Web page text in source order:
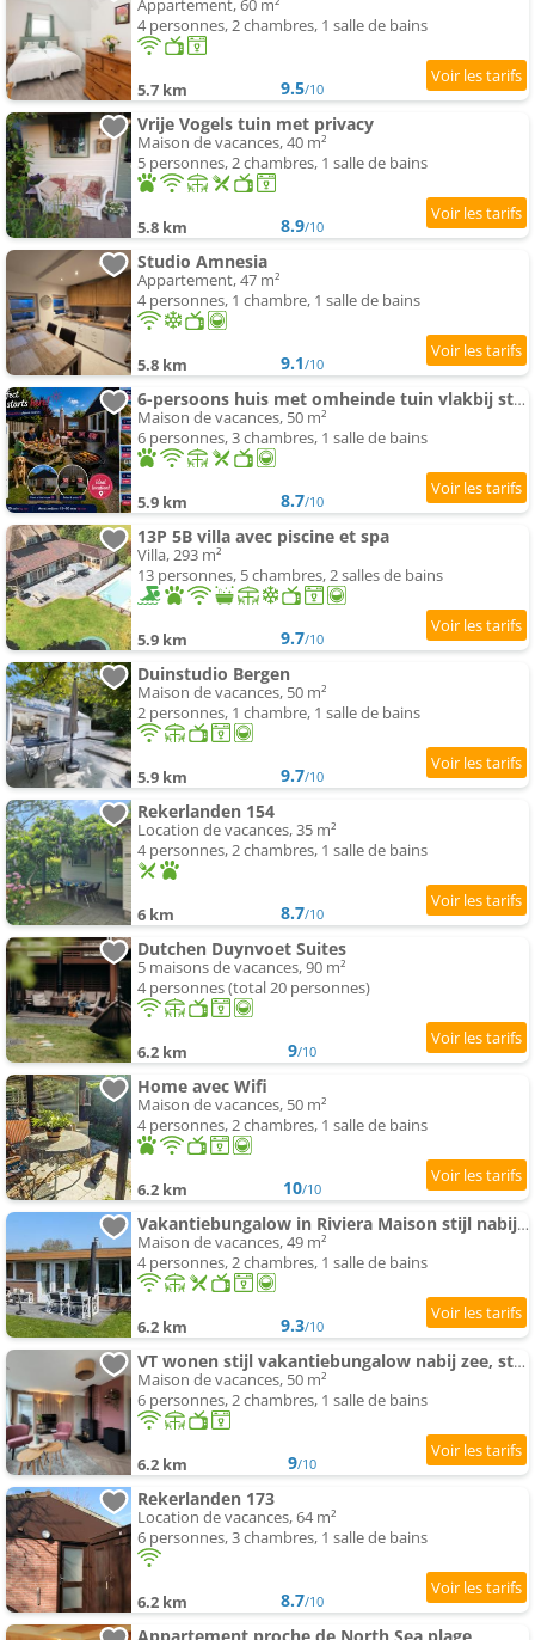
Appartement, 60 m²
4 personnes, 2 chambres, 1 salle de bains
5.7 km 9.5/10
Vrije Vogels tuin met privacy
Maison de vacances, 40 m²
5 personnes, 2 chambres, 1 salle de bains
5.8 km 8.9/10
Studio Amnesia
Appartement, 47 m²
4 personnes, 1 chambre, 1 salle de bains
5.8 km 9.1/10
6-persoons huis met omheinde tuin vlakbij strand, hond welkom
Maison de vacances, 50 m²
6 personnes, 3 chambres, 1 salle de bains
5.9 km 8.7/10
13P 5B villa avec piscine et spa
Villa, 293 m²
13 personnes, 5 chambres, 2 salles de bains
5.9 km 9.7/10
Duinstudio Bergen
Maison de vacances, 50 m²
2 personnes, 1 chambre, 1 salle de bains
5.9 km 9.7/10
Rekerlanden 154
Location de vacances, 35 m²
4 personnes, 2 chambres, 1 salle de bains
6 km 8.7/10
Dutchen Duynvoet Suites
5 maisons de vacances, 90 m²
4 personnes (total 20 personnes)
6.2 km 9/10
Home avec Wifi
Maison de vacances, 50 m²
4 personnes, 2 chambres, 1 salle de bains
6.2 km 10/10
Vakantiebungalow in Riviera Maison stijl nabij zee en strand, bos en duin
Maison de vacances, 49 m²
4 personnes, 2 chambres, 1 salle de bains
6.2 km 9.3/10
VT wonen stijl vakantiebungalow nabij zee, strand, bos en duinen voor 6 personen
Maison de vacances, 50 m²
6 personnes, 2 chambres, 1 salle de bains
6.2 km 9/10
Rekerlanden 173
Location de vacances, 64 m²
6 personnes, 3 chambres, 1 salle de bains
6.2 km 8.7/10